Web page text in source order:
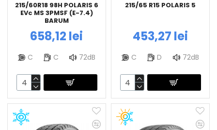
215/60R18 98H POLARIS 6
EVc MS 3PMSF (E-7.4)
BARUM
658,12 lei
C C 72dB
215/65 R15 POLARIS 5
453,27 lei
C D 72dB